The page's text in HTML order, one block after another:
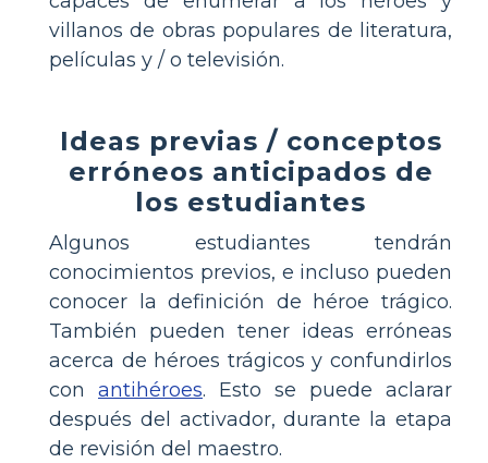
villanos de obras populares de literatura,
películas y / o televisión.
Ideas previas / conceptos
erróneos anticipados de
los estudiantes
Algunos estudiantes tendrán
conocimientos previos, e incluso pueden
conocer la definición de héroe trágico.
También pueden tener ideas erróneas
acerca de héroes trágicos y confundirlos
con antihéroes. Esto se puede aclarar
después del activador, durante la etapa
de revisión del maestro.